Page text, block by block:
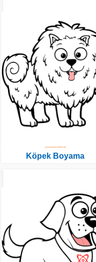
Köpek Boyama